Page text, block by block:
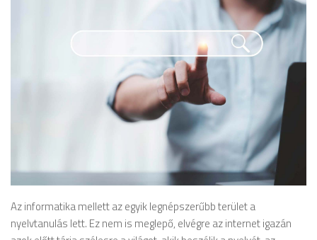
Az informatika mellett az egyik legnépszerűbb terület a
nyelvtanulás lett. Ez nem is meglepő, elvégre az internet igazán